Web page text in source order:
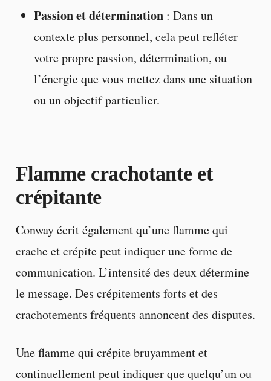
Passion et détermination: Dans un
contexte plus personnel, cela peut refléter
votre propre passion, détermination, ou
l’énergie que vous mettez dans une situation
ou un objectif particulier.
Flamme crachotante et
crépitante
Conway écrit également qu’une flamme qui
crache et crépite peut indiquer une forme de
communication. L’intensité des deux détermine
le message. Des crépitements forts et des
crachotements fréquents annoncent des disputes.
Une flamme qui crépite bruyamment et
continuellement peut indiquer que quelqu’un ou